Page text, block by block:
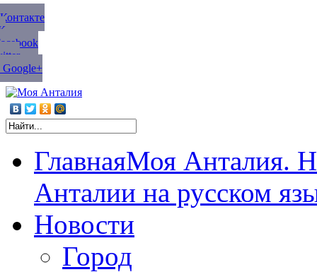
ГлавнаяМоя Анталия.
Анталии на русском
Новости
Город